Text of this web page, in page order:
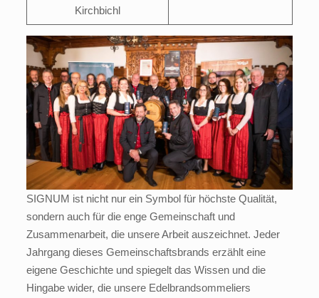
Kirchbichl
SIGNUM ist nicht nur ein Symbol für höchste Qualität,
sondern auch für die enge Gemeinschaft und
Zusammenarbeit, die unsere Arbeit auszeichnet. Jeder
Jahrgang dieses Gemeinschaftsbrands erzählt eine
eigene Geschichte und spiegelt das Wissen und die
Hingabe wider, die unsere Edelbrandsommeliers